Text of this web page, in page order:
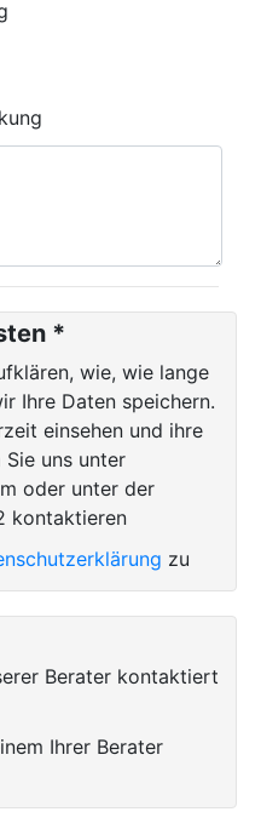
*
wie, wie lange
Ihre Daten speichern.
einsehen und ihre
uns unter
oder unter der
kontaktieren
zu
Berater kontaktiert
Ihrer Berater